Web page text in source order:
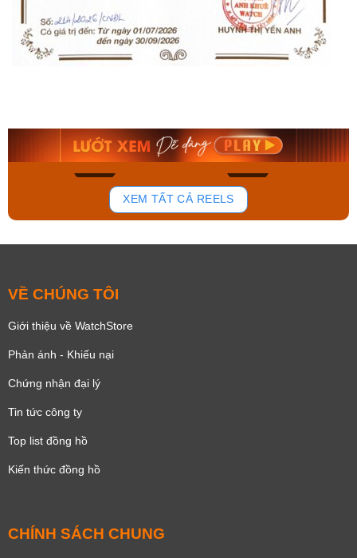
136
Mua ngay Mua ngay
XEM TẤT CẢ REELS
VỀ CHÚNG TÔI
Giới thiệu về WatchStore
Phản ánh - Khiếu nại
Chứng nhận đại lý
Tin tức công ty
Top list đồng hồ
Kiến thức đồng hồ
CHÍNH SÁCH CHUNG